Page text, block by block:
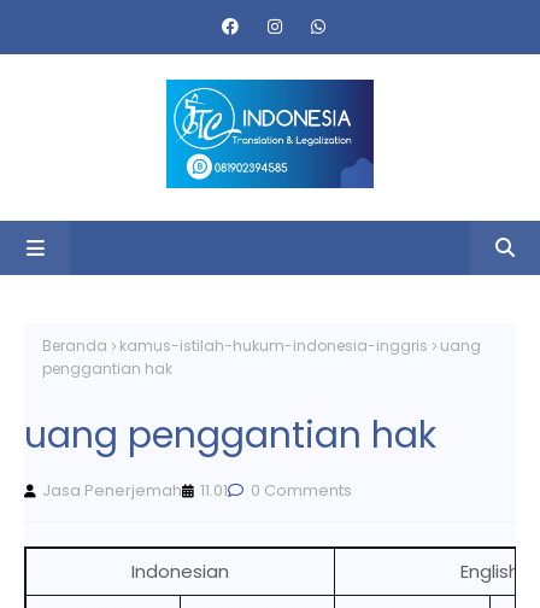
Beranda kamus-istilah-hukum-indonesia-inggris
uang
penggantian hak
uang penggantian hak
Jasa Penerjemah 11.01 0 Comments
Indonesian
English